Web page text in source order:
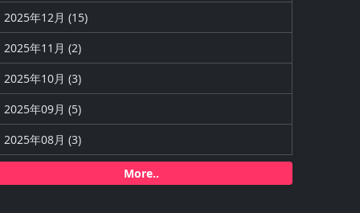
2025年12月 (15)
2025年11月 (2)
2025年10月 (3)
2025年09月 (5)
2025年08月 (3)
More..